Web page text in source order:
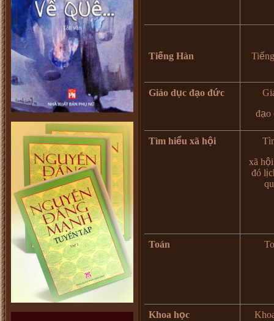
Tiếng Hàn Tiế
Giáo dục đạo đức
đạo
Tìm hiểu xãhội
xã hộ
đó lị
qu
Toán
Khoa học